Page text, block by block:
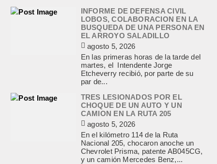
INFORME DE DEFENSA CIVIL
LOBOS, COLABORACION EN LA
BUSQUEDA DE UNA PERSONA EN
EL ARROYO SALADILLO
agosto 5, 2026
En las primeras horas de la tarde del
martes, el Intendente Jorge
Etcheverry recibió, por parte de su
par de...
TRES LESIONADOS POR EL
CHOQUE DE UN AUTO Y UN
CAMION EN LA RUTA 205
agosto 5, 2026
En el kilómetro 114 de la Ruta
Nacional 205, chocaron anoche un
Chevrolet Prisma, patente AB045CG,
y un camión Mercedes Benz,...